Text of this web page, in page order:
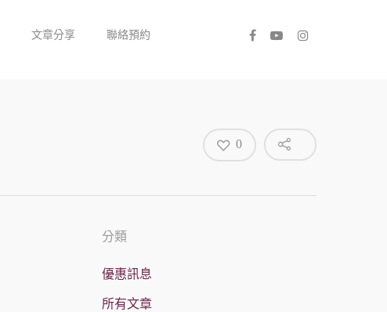
文章分享 聯絡預約
0
分類
優惠訊息
所有文章